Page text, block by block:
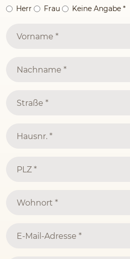
Herr Frau Keine Angabe *